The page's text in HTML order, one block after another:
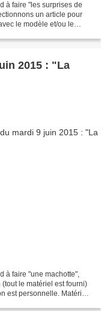
à faire "les surprises de
un article pour
le modèle et/ou le
2015 : "La
à faire "une machotte",
le matériel est fourni)
est personnelle. Matériel